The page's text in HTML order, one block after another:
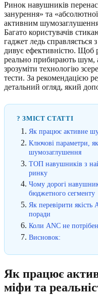
Ринок навушників
занурення» та
активним
Багато користувачів
гаджет ледь
дивує ефективністю. Щоб
реально прибирають шум,
зрозуміти технологію
тести. За рекомендацією
детальний огляд, який
? ЗМІСТ СТАТТІ
Як працює активне
Ключові параметри,
шумозаглушення
ТОП навушників з
ринку
Чому дорогі
бюджетного сегменту
Як перевірити
поради
Коли ANC не
Висновок:
Як працює
міфи та